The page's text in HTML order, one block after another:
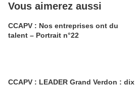
Vous aimerez aussi
CCAPV : Nos entreprises ont du
talent – Portrait n°22
CCAPV : LEADER Grand Verdon : dix